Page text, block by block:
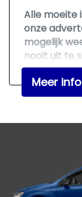
Centrale
Extra
Alle moeite
onze
mogelijk
nooit uit te
rechten
ontleend.
deze
Meer